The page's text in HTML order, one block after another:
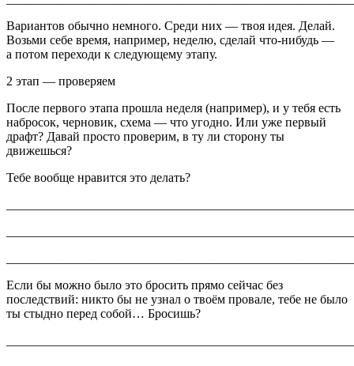
Вариантов обычно немного. Среди них — твоя идея. Делай.
Возьми себе время, например, неделю, сделай что-нибудь —
а потом переходи к следующему этапу.
2 этап — проверяем
После первого этапа прошла неделя (например), и у тебя есть
набросок, черновик, схема — что угодно. Или уже первый
драфт? Давай просто проверим, в ту ли сторону ты
движешься?
Тебе вообще нравится это делать?
Если бы можно было это бросить прямо сейчас без
последствий: никто бы не узнал о твоём провале, тебе не было
ты стыдно перед собой… Бросишь?